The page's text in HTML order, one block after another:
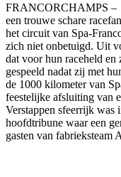
FRANCORCHAMPS –
een trouwe schare
het circuit van Spa-
zich niet onbetuigd. Uit
dat voor hun raceheld
gespeeld nadat zij met
de 1000 kilometer van
feestelijke afsluiting van
Verstappen sfeerrijk was
hoofdtribune waar een
gasten van fabrieksteam